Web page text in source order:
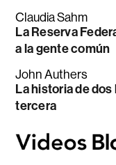
Claudia Sahm
La Reserva
a la gente común
John Authers
La historia de
tercera